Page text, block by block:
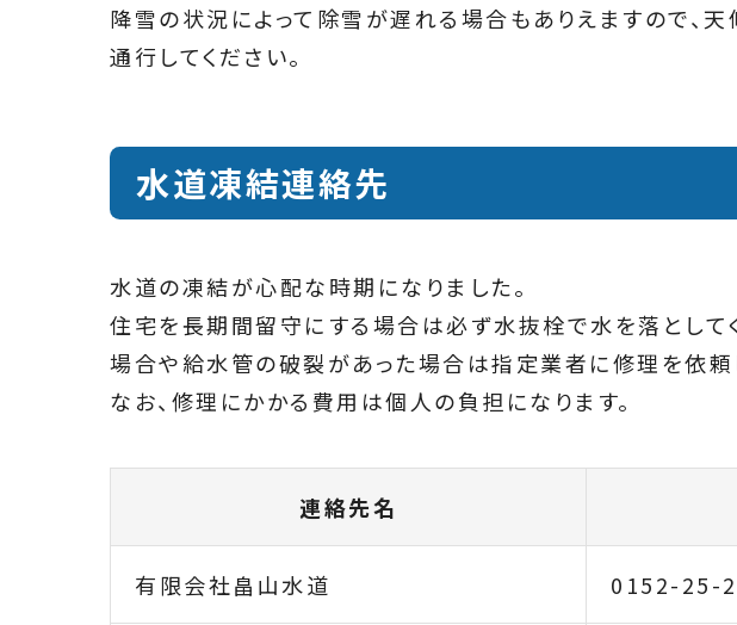
降雪の状況によって除雪が遅れる場合もありえますので、
通行してください。
水道凍結連絡先
水道の凍結が心配な時期になりました。
住宅を長期間留守にする場合は必ず水抜栓で水を落として
場合や給水管の破裂があった場合は指定業者に修理を依頼
なお、修理にかかる費用は個人の負担になります。
連絡先名
有限会社畠山水道 0152-25-